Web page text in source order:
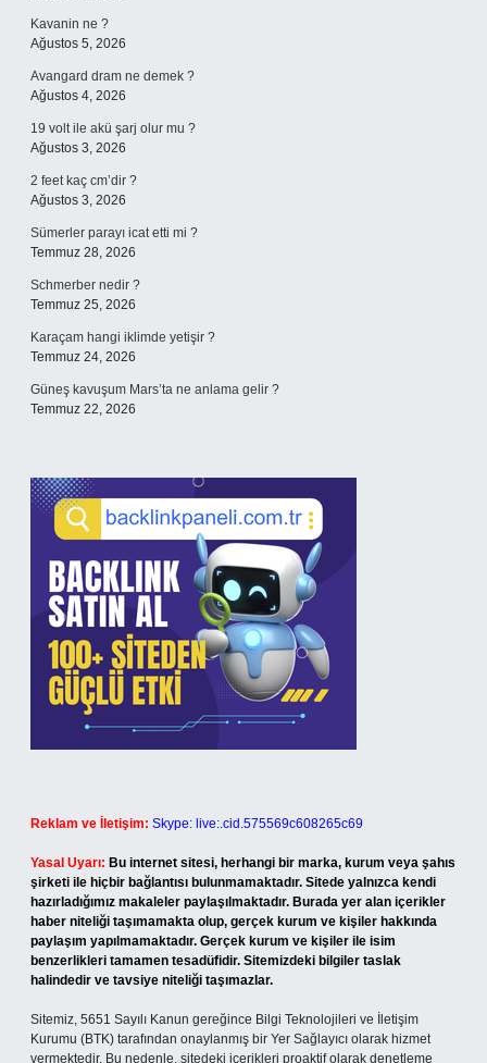
Kavanin ne ?
Ağustos 5, 2026
Avangard dram ne demek ?
Ağustos 4, 2026
19 volt ile akü şarj olur mu ?
Ağustos 3, 2026
2 feet kaç cm’dir ?
Ağustos 3, 2026
Sümerler parayı icat etti mi ?
Temmuz 28, 2026
Schmerber nedir ?
Temmuz 25, 2026
Karaçam hangi iklimde yetişir ?
Temmuz 24, 2026
Güneş kavuşum Mars’ta ne anlama gelir ?
Temmuz 22, 2026
Reklam ve İletişim: Skype: live:.cid.575569c608265c69
Yasal Uyarı: Bu internet sitesi, herhangi bir marka, kurum veya şahıs
şirketi ile hiçbir bağlantısı bulunmamaktadır. Sitede yalnızca kendi
hazırladığımız makaleler paylaşılmaktadır. Burada yer alan içerikler
haber niteliği taşımamakta olup, gerçek kurum ve kişiler hakkında
paylaşım yapılmamaktadır. Gerçek kurum ve kişiler ile isim
benzerlikleri tamamen tesadüfidir. Sitemizdeki bilgiler taslak
halindedir ve tavsiye niteliği taşımazlar.
Sitemiz, 5651 Sayılı Kanun gereğince Bilgi Teknolojileri ve İletişim
Kurumu (BTK) tarafından onaylanmış bir Yer Sağlayıcı olarak hizmet
vermektedir. Bu nedenle, sitedeki içerikleri proaktif olarak denetleme